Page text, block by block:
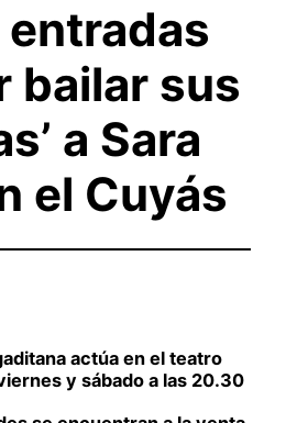
bailar sus
a Sara
el Cuyás
actúa en el teatro
y sábado a las 20.30